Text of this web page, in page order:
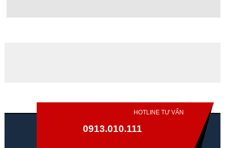
HOTLINE TƯ VẤN
0913.010.111